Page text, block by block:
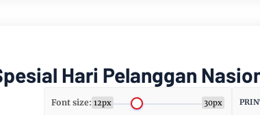
Hari Pelanggan
Font size: 12px 30px